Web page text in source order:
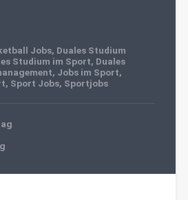
Jobs, Duales Studium
Studium im Sport, Duales
, Jobs im Sport,
, Sport Jobs, Sportjobs